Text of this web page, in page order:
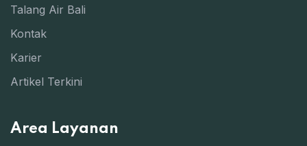
Talang Air Bali
Kontak
Karier
Artikel Terkini
Area Layanan